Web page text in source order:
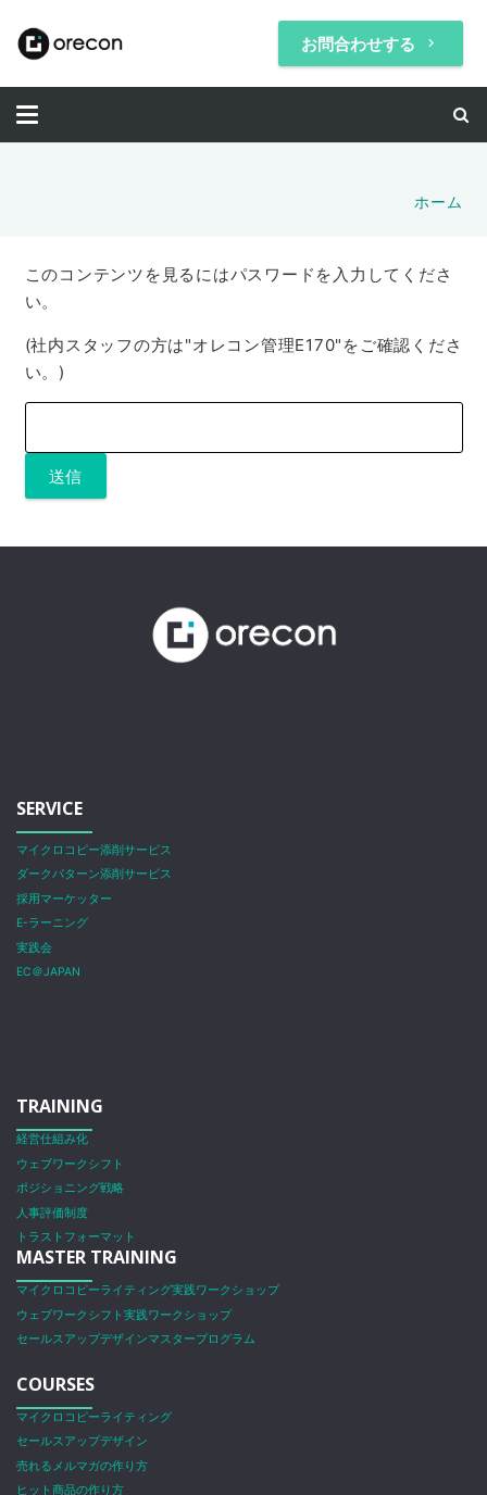
お問合わせする keyboard_arrow_right
ホーム
このコンテンツを見るにはパスワードを入力してくださ
い。
(社内スタッフの方は"オレコン管理E170"をご確認くださ
い。)
送信
SERVICE
マイクロコピー添削サービス
ダークパターン添削サービス
採用マーケッター
E-ラーニング
実践会
EC＠JAPAN
TRAINING
経営仕組み化
ウェブワークシフト
ポジショニング戦略
人事評価制度
トラストフォーマット
MASTER TRAINING
マイクロコピーライティング実践ワークショップ
ウェブワークシフト実践ワークショップ
セールスアップデザインマスタープログラム
COURSES
マイクロコピーライティング
セールスアップデザイン
売れるメルマガの作り方
ヒット商品の作り方